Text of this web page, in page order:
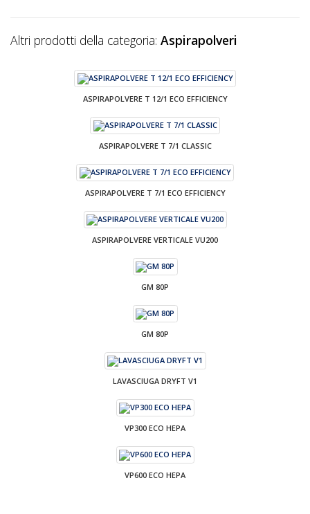
Altri prodotti della categoria: Aspirapolveri
ASPIRAPOLVERE T 12/1 ECO EFFICIENCY
ASPIRAPOLVERE T 7/1 CLASSIC
ASPIRAPOLVERE T 7/1 ECO EFFICIENCY
ASPIRAPOLVERE VERTICALE VU200
GM 80P
GM 80P
LAVASCIUGA DRYFT V1
VP300 ECO HEPA
VP600 ECO HEPA